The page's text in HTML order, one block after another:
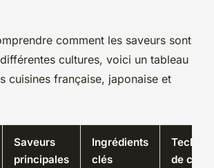
comment les saveurs sont
cultures, voici un tableau
cuisines française, japonaise et
Saveurs
principales
Ingrédients
clés
de